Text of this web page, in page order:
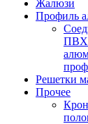
Жалюзи
Профиль
ПВХ
Решетки
Прочее